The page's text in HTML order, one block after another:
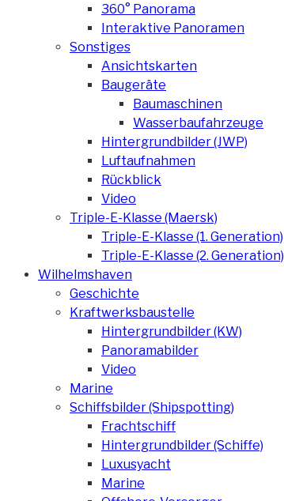
360° Panorama
Interaktive Panoramen
Sonstiges
Ansichtskarten
Baugeräte
Baumaschinen
Wasserbaufahrzeuge
Hintergrundbilder (JWP)
Luftaufnahmen
Rückblick
Video
Triple-E-Klasse (Maersk)
Triple-E-Klasse (1. Generation)
Triple-E-Klasse (2. Generation)
Wilhelmshaven
Geschichte
Kraftwerksbaustelle
Hintergrundbilder (KW)
Panoramabilder
Video
Marine
Schiffsbilder (Shipspotting)
Frachtschiff
Hintergrundbilder (Schiffe)
Luxusyacht
Marine